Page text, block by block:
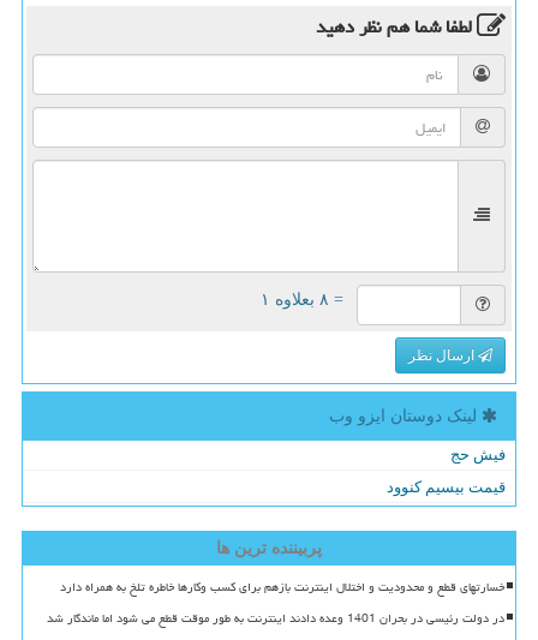
لطفا شما همنظر دهید
= ۸ بعلاوه ۱
ارسال نظر
لینک دوستان ایزو وب
فیش حج
قیمت بیسیم کنوود
پربیننده ترین ها
خسارتهای قطع و محدودیت و اختلال اینترنت بازهم برای کسب وکارها خاطره تلخ به همراه دارد
در دولت رئیسی در بحران 1401 وعده دادند اینترنت به طور موقت قطع می شود اما ماندگار شد